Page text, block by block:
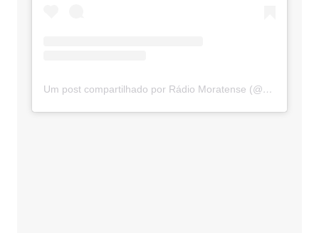
Um post compartilhado por Rádio Moratense (@radio_moratense)